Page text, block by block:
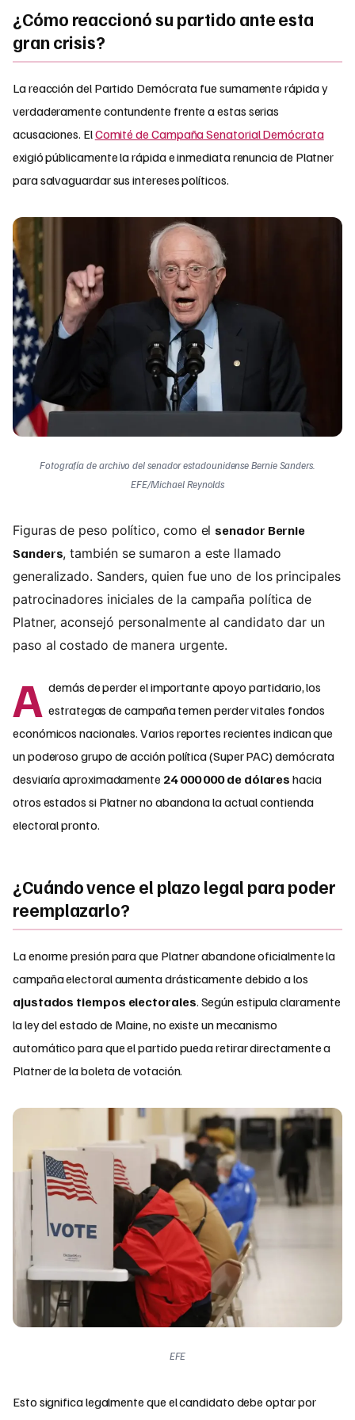
¿Cómo reaccionó su partido ante esta
gran crisis?
La reacción del Partido Demócrata fue sumamente rápida y
verdaderamente contundente frente a estas serias
acusaciones. ElComité de Campaña Senatorial Demócrata
exigió públicamente la rápida e inmediata renuncia de Platner
para salvaguardar sus intereses políticos.
Fotografía de archivo del senador estadounidense Bernie Sanders.
EFE/Michael Reynolds
Figuras de peso político, como elsenador Bernie
Sanders, también se sumaron a este llamado
generalizado. Sanders, quien fue uno de los principales
patrocinadores iniciales de la campaña política de
Platner, aconsejó personalmente al candidato dar un
paso al costado de manera urgente.
A demás de perder el importante apoyo partidario, los
estrategas de campaña temen perder vitales fondos
económicos nacionales. Varios reportes recientes indican que
un poderoso grupo de acción política (Super PAC) demócrata
desviaría aproximadamente 24 000 000 de dólares hacia
otros estados si Platner no abandona la actual contienda
electoral pronto.
¿Cuándo vence el plazo legal para poder
reemplazarlo?
La enorme presión para que Platner abandone oficialmente la
campaña electoral aumenta drásticamente debido a los
ajustados tiempos electorales. Según estipula claramente
la ley del estado de Maine, no existe un mecanismo
automático para que el partido pueda retirar directamente a
Platner de la boleta de votación.
EFE
Esto significa legalmente que el candidato debe optar por